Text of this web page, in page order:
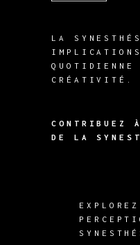
LA
QUOTIDIENNE
CRÉATIVITÉ.
CONTRIBUEZ
DE LA